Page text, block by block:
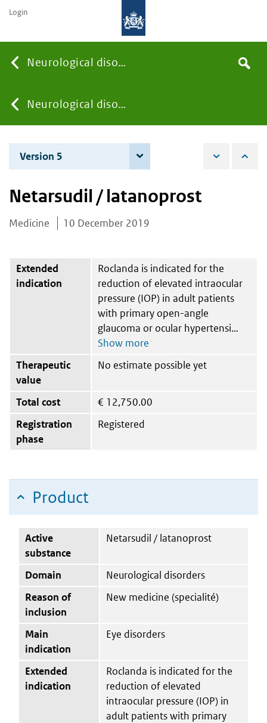
Neurological disorders
You
are
here:
Neurological disorders
the
Search
Login
Version 5
Netarsudil / latanoprost
Medicine 10 December 2019
Extended
indication
Roclanda is indicated for the
reduction of elevated intraocular
pressure (IOP) in adult patients
with primary open-angle
glaucoma or ocular hypertensi
Therapeutic
value
No estimate possible yet
Total cost € 12,750.00
Registration
phase
Registered
Product
Active
substance
Netarsudil / latanoprost
Domain
Neurological disorders
Reason of
inclusion
New medicine (specialité)
Main
indication
Eye disorders
Extended
indication
Roclanda is indicated for the
reduction of elevated
intraocular pressure (IOP) in
adult patients with primary